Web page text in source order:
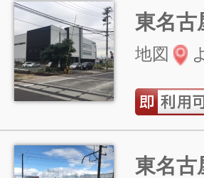
東名古
地図
東名古